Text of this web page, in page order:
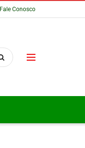
Fale Conosco